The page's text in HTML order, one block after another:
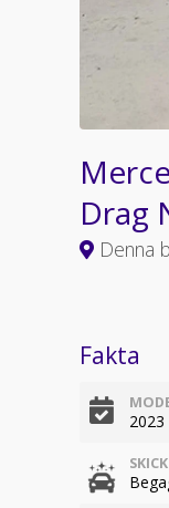
Drag
Denna
Fakta
2023
SKICK